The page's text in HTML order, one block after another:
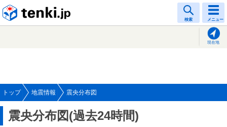
検索 メニュー
現在地
トップ 地震情報 震央分布図
震央分布図(過去24時間)